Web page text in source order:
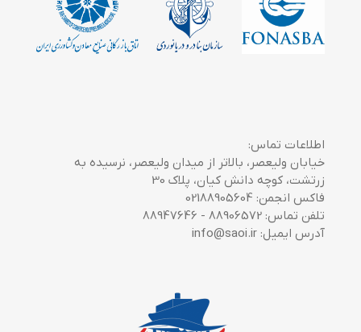
اطلاعات تماس:
خیابان ولیعصر، بالاتر از میدان ولیعصر، نرسیده به
زرتشت، کوچه دانش کیان، پلاک 30
فاکس انجمن: 02188905604
تلفن تماس: 88906572 - 88947646
آدرس ایمیل: info@saoi.ir